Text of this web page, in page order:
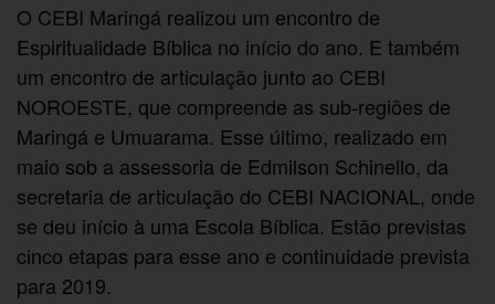
O CEBI Maringá realizou um encontro de
Espiritualidade Bíblica no início do ano. E também
um encontro de articulação junto ao CEBI
NOROESTE, que compreende as sub-regiões de
Maringá e Umuarama. Esse último, realizado em
maio sob a assessoria de Edmilson Schinello, da
secretaria de articulação do CEBI NACIONAL, onde
se deu início à uma Escola Bíblica. Estão previstas
cinco etapas para esse ano e continuidade prevista
para 2019.